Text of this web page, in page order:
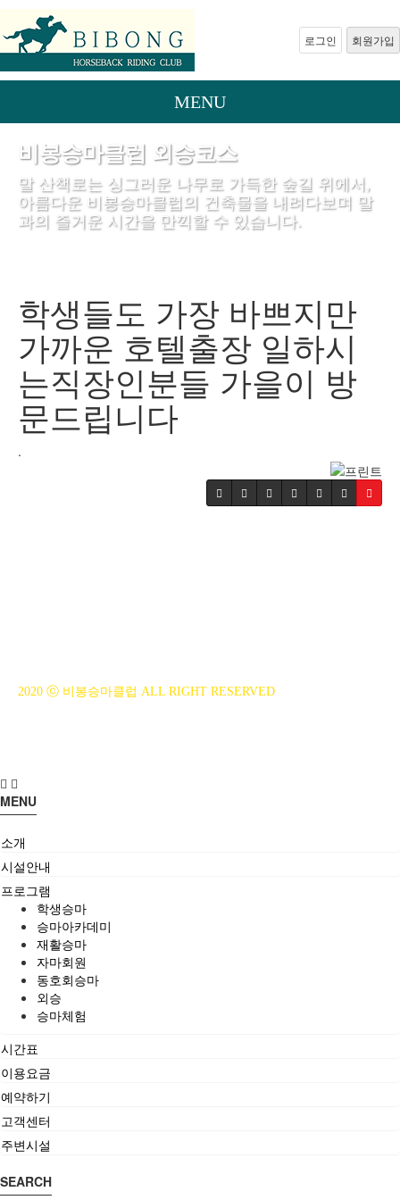
로그인 회원가입
MENU
비봉승마클럽 외승코스
말 산책로는 싱그러운 나무로 가득한 숲길 위에서,
아름다운 비봉승마클럽의 건축물을 내려다보며 말
과의 즐거운 시간을 만끽할 수 있습니다.
학생들도 가장 바쁘지만
가까운 호텔출장 일하시
는직장인분들 가을이 방
문드립니다
.
2020 ⓒ 비봉승마클럽 ALL RIGHT RESERVED
MENU
소개
시설안내
프로그램
학생승마
승마아카데미
재활승마
자마회원
동호회승마
외승
승마체험
시간표
이용요금
예약하기
고객센터
주변시설
SEARCH